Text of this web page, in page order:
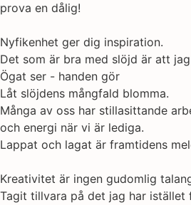
prova en dålig!
Nyfikenhet ger dig inspiration.
Det som är bra med slöjd är att
Ögat ser - handen gör
Låt slöjdens mångfald blomma.
Många av oss har stillasittande
och energi när vi är lediga.
Lappat och lagat är framtidens
Kreativitet är ingen gudomlig
Tagit tillvara på det jag har